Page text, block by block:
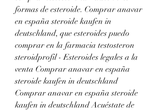
formas de esteroide. Comprar anavar
en españa steroide kaufen in
deutschland, que esteroides puedo
comprar en la farmacia testosteron
steroidprofil - Esteroides legales a la
venta Comprar anavar en españa
steroide kaufen in deutschland
Comprar anavar en españa steroide
kaufen in deutschland Acuéstate de